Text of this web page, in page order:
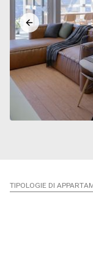
Previous slide
TIPOLOGIE DI